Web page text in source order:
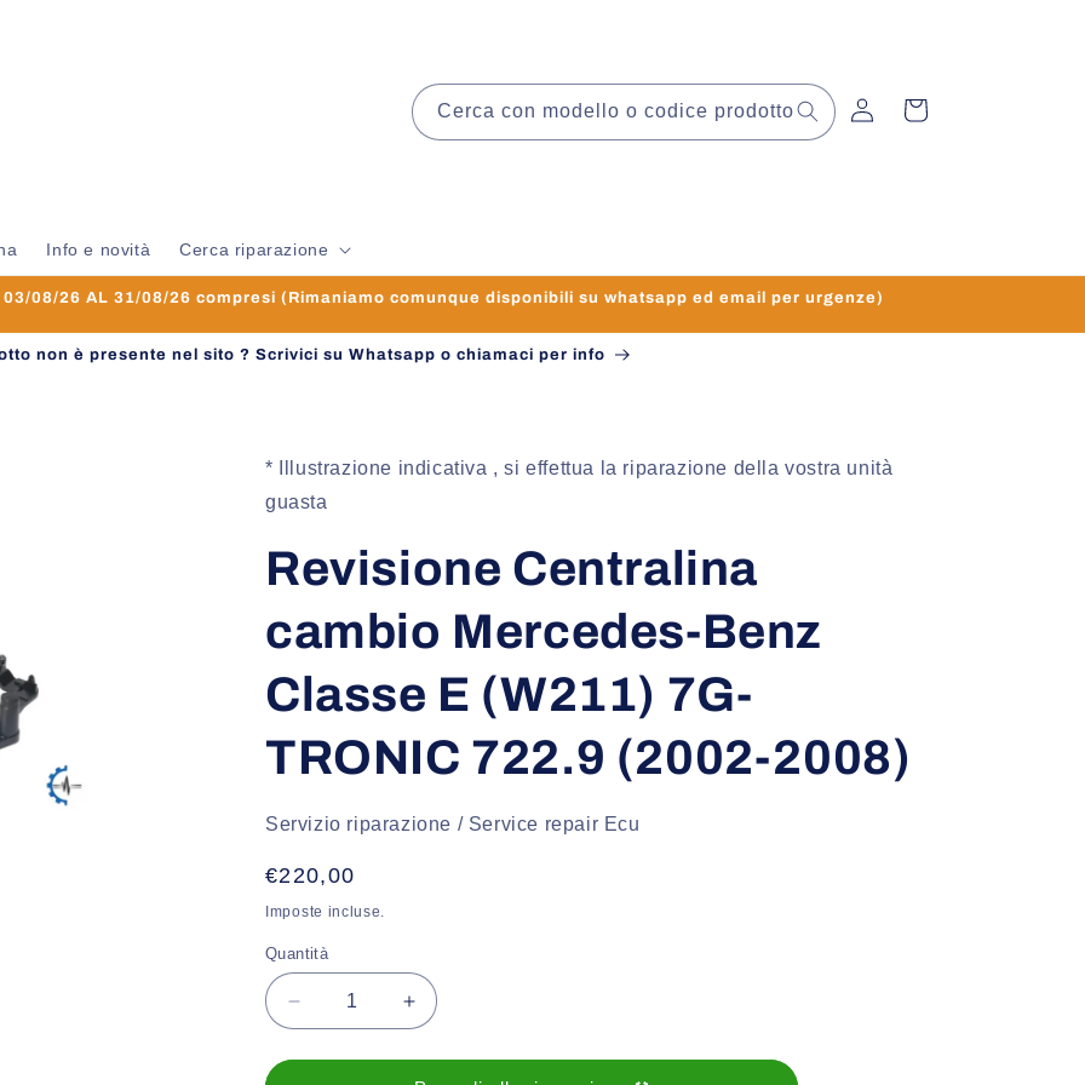
Info e novità Cerca riparazione
Cerca con modello o codice prodotto Accedi Carrello
03/08/26 AL 31/08/26 compresi (Rimaniamo comunque disponibili su whatsapp ed email per urgenze)
non è presente nel sito ? Scrivici su Whatsapp o chiamaci per info
* Illustrazione indicativa , si effettua la riparazione della vostra unità
guasta
Revisione Centralina
cambio Mercedes-Benz
Classe E (W211) 7G-
TRONIC 722.9 (2002-2008)
Servizio riparazione / Service repair Ecu
Prezzo
di
listino
€220,00
Imposte incluse.
Quantità
Diminuisci
quantità
per
Aumenta
quantità
per